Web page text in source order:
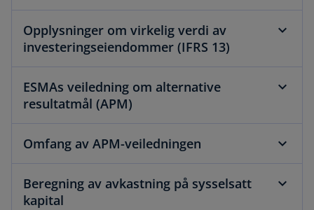
Opplysninger om virkelig verdi av
investeringseiendommer (IFRS 13)
ESMAs veiledning om alternative
resultatmål (APM)
Omfang av APM-veiledningen
Beregning av avkastning på sysselsatt
kapital